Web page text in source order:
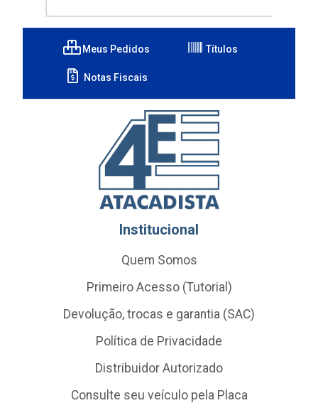
Meus Pedidos Títulos
Notas Fiscais
Institucional
Quem Somos
Primeiro Acesso (Tutorial)
Devolução, trocas e garantia (SAC)
Política de Privacidade
Distribuidor Autorizado
Consulte seu veículo pela Placa